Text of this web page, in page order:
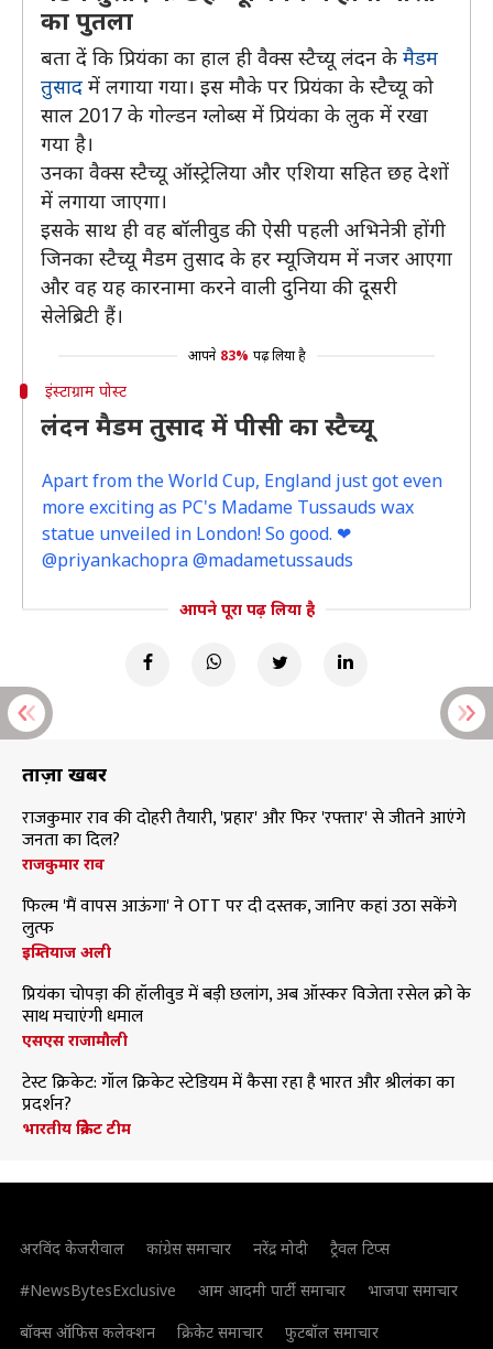
का पुतला
बता दें कि प्रियंका का हाल ही वैक्स स्टैच्यू लंदन के मैडम
तुसाद में लगाया गया। इस मौके पर प्रियंका के स्टैच्यू को
साल 2017 के गोल्डन ग्लोब्स में प्रियंका के लुक में रखा
गया है।
उनका वैक्स स्टैच्यू ऑस्ट्रेलिया और एशिया सहित छह देशों
में लगाया जाएगा।
इसके साथ ही वह बॉलीवुड की ऐसी पहली अभिनेत्री होंगी
जिनका स्टैच्यू मैडम तुसाद के हर म्यूजियम में नजर आएगा
और वह यह कारनामा करने वाली दुनिया की दूसरी
सेलेब्रिटी हैं।
आपने 83% पढ़ लिया है
इंस्टाग्राम पोस्ट
लंदन मैडम तुसाद में पीसी का स्टैच्यू
Apart from the World Cup, England just got even
more exciting as PC's Madame Tussauds wax
statue unveiled in London! So good. ❤
@priyankachopra @madametussauds
आपने पूरा पढ़ लिया है
ताज़ा खबरें
राजकुमार राव की दोहरी तैयारी, 'प्रहार' और फिर 'रफ्तार' से जीतने आएंगे
जनता का दिल?
राजकुमार राव
फिल्म 'मैं वापस आऊंगा' ने OTT पर दी दस्तक, जानिए कहां उठा सकेंगे
लुत्फ
इम्तियाज अली
प्रियंका चोपड़ा की हॉलीवुड में बड़ी छलांग, अब ऑस्कर विजेता रसेल क्रो के
साथ मचाएंगी धमाल
एसएस राजामौली
टेस्ट क्रिकेट: गॉल क्रिकेट स्टेडियम में कैसा रहा है भारत और श्रीलंका का
प्रदर्शन?
भारतीय क्रिकेट टीम
अरविंद केजरीवाल कांग्रेस समाचार नरेंद्र मोदी
ट्रैवल टिप्स
#NewsBytesExclusive
आम आदमी पार्टी समाचार
भाजपा समाचार
बॉक्स ऑफिस कलेक्शन
क्रिकेट समाचार फुटबॉल समाचार